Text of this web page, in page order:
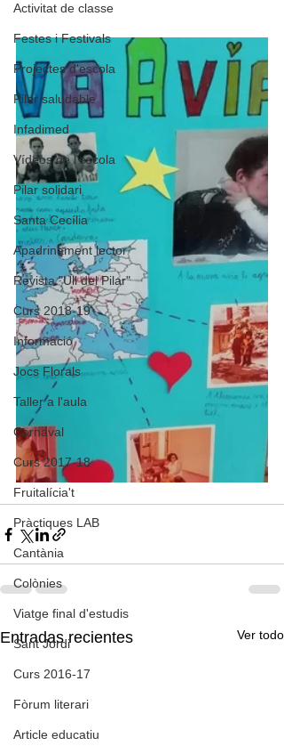
Activitat de classe
Festes i Festivals
Projectes d'escola
Pilar saludable
Infadimed
Vídeos de l'escola
Pilar solidari
Santa Cecília
Apadrinament lector
Revista "Ull del Pilar"
Curs 2018-19
Informació
Jocs Florals
Taller a l'aula
Carnaval
Curs 2017-18
Fruitalícia't
Pràctiques LAB
Cantània
Colònies
Viatge final d'estudis
Sant Jordi
Curs 2016-17
Fòrum literari
Article educatiu
Entradas recientes Ver todo